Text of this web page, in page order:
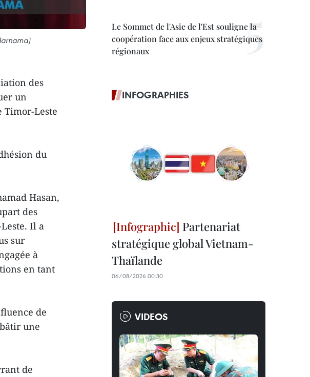
des
un
Leste
du
Hasan,
des
Il a
sur
à
en tant
de
une
de
Le Sommet de l'Asie de l'Est souligne la
coopération face aux enjeux stratégiques
régionaux
INFOGRAPHIES
Partenariat
stratégique global Vietnam-
Thaïlande
06/08/2026 00:30
VIDEOS